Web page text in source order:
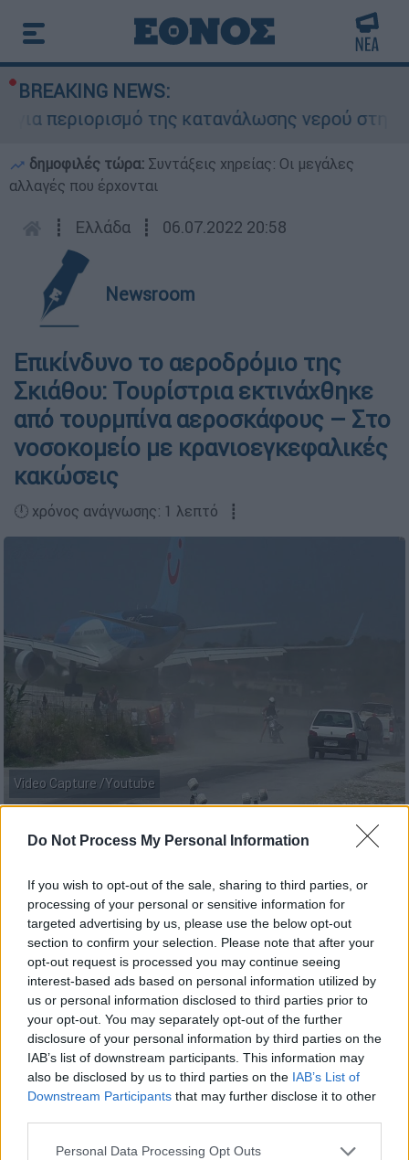
Do Not Process My Personal Information
If you wish to opt-out of the sale, sharing to third parties, or
processing of your personal or sensitive information for
targeted advertising by us, please use the below opt-out
section to confirm your selection. Please note that after your
opt-out request is processed you may continue seeing
interest-based ads based on personal information utilized by
us or personal information disclosed to third parties prior to
your opt-out. You may separately opt-out of the further
disclosure of your personal information by third parties on the
IAB’s list of downstream participants. This information may
also be disclosed by us to third parties on the IAB’s List of
Downstream Participants that may further disclose it to other
Please note that this website/app uses one or more Google
Personal Data Processing Opt Outs
BREAKING NEWS:
περιορισμό της κατανάλωσης νερού στη
δημοφιλές τώρα: Συντάξεις χηρείας: Οι μεγάλες
αλλαγές που έρχονται
┋ Ελλάδα ┋ 06.07.2022 20:58
Newsroom
Επικίνδυνο το αεροδρόμιο της
Σκιάθου: Τουρίστρια εκτινάχθηκε
από τουρμπίνα αεροσκάφους – Στο
νοσοκομείο με κρανιοεγκεφαλικές
κακώσεις
🕛 χρόνος ανάγνωσης: 1 λεπτό ┋
Video Capture /Youtube
Προσθέστε το ΕΘΝΟΣ στη Google
Ακόμη ένα ατύχημα, το δεύτερο σελίγες
εβδομάδεςσημειώθηκε έξω από το
αεροδρόμιοτηςΣκιάθου .
Αυτή τη φορά, εξαιτίας της πίεσης των
αερίων που προκαλούν οιτουρμπίνες των
αεροπλάνων, μια Βρετανίδα υπήκοος, 61
ετών, έπεσεστο έδαφος, από το πεζούλι
που είχεσκαρφαλώσει για να
βιντεοσκοπήσει από καλύτερη θέση , με
αποτέλεσμα να υποστεί κρανιοεγκεφαλικές
κακώσεις.